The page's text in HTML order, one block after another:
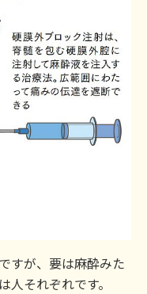
すが、要は麻酔みた
それぞれです。